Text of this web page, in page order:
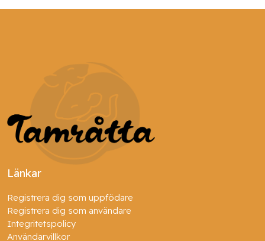
Länkar
Registrera dig som uppfödare
Registrera dig som användare
Integritetspolicy
Användarvillkor